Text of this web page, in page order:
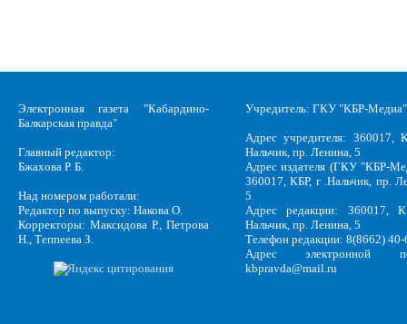
Электронная газета "Кабардино-
Балкарская правда"
Главный редактор:
Бжахова Р. Б.
Над номером работали:
Редактор по выпуску: Накова О.
Корректоры: Максидова Р., Петрова
Н., Теппеева З.
Учредитель: ГКУ "КБР-Медиа"
Адрес учредителя: 360017,
Нальчик, пр. Ленина, 5
Адрес издателя (ГКУ "КБР-
360017, КБР, г .Нальчик, пр.
5
Адрес редакции: 360017,
Нальчик, пр. Ленина, 5
Телефон редакции: 8(8662)
Адрес электронной
kbpravda@mail.ru